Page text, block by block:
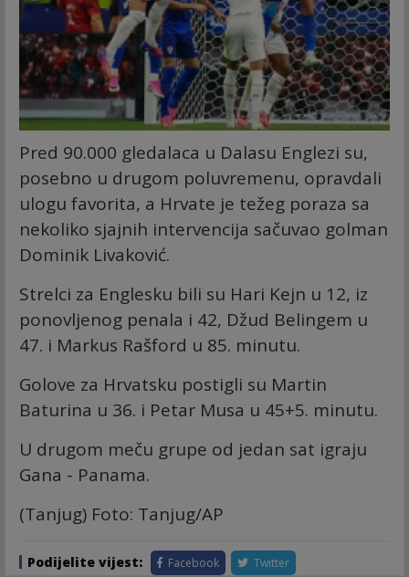
Pred 90.000 gledalaca u Dalasu Englezi su,
posebno u drugom poluvremenu, opravdali
ulogu favorita, a Hrvate je težeg poraza sa
nekoliko sjajnih intervencija sačuvao golman
Dominik Livaković.
Strelci za Englesku bili su Hari Kejn u 12, iz
ponovljenog penala i 42, Džud Belingem u
47. i Markus Rašford u 85. minutu.
Golove za Hrvatsku postigli su Martin
Baturina u 36. i Petar Musa u 45+5. minutu.
U drugom meču grupe od jedan sat igraju
Gana - Panama.
(Tanjug) Foto: Tanjug/AP
Podijelite vijest: Facebook Twitter